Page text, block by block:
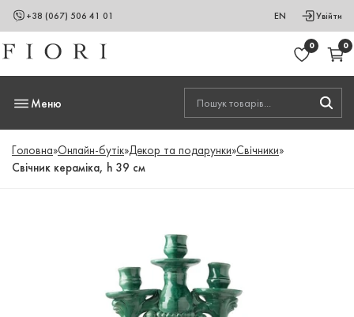
+38 (067) 506 41 01 EN Увійти
0 0
Меню
Головна»Онлайн-бутік»Декор та подарунки»Свічники»
Свічник кераміка, h 39 см